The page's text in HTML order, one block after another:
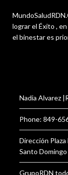
lograr el Éxito ,
el binestar es
Nadia Alvarez
Phone: 849-
Dirección
Santo
GrupoRDN